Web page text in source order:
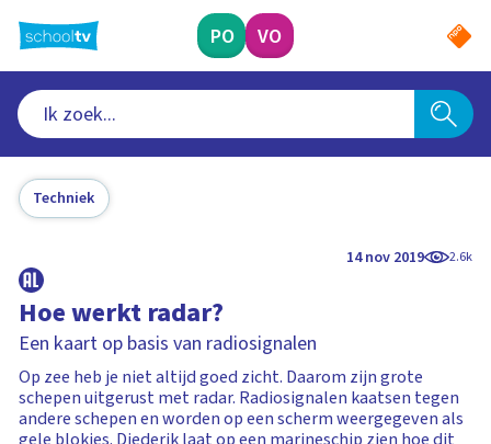
naar
hoofdinhoud
PO VO
Techniek
14 nov 2019 2.6k
Hoe werkt radar?
Een kaart op basis van radiosignalen
Op zee heb je niet altijd goed zicht. Daarom zijn grote
schepen uitgerust met radar. Radiosignalen kaatsen tegen
andere schepen en worden op een scherm weergegeven als